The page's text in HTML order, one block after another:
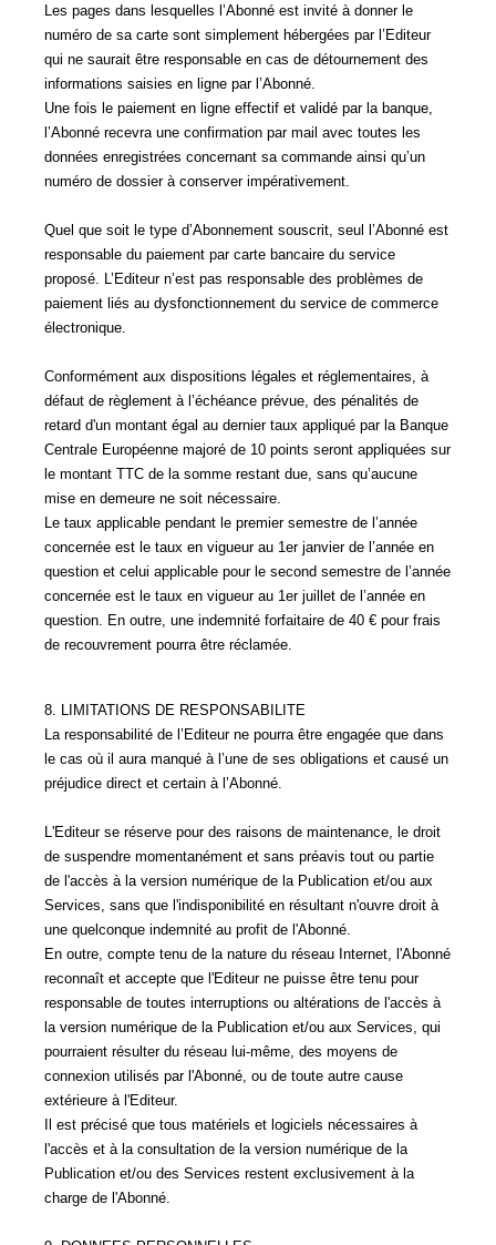
Les pages dans lesquelles l’Abonné est invité à donner le
numéro de sa carte sont simplement hébergées par l’Editeur
qui ne saurait être responsable en cas de détournement des
informations saisies en ligne par l’Abonné.
Une fois le paiement en ligne effectif et validé par la banque,
l’Abonné recevra une confirmation par mail avec toutes les
données enregistrées concernant sa commande ainsi qu’un
numéro de dossier à conserver impérativement.
Quel que soit le type d’Abonnement souscrit, seul l’Abonné est
responsable du paiement par carte bancaire du service
proposé. L’Editeur n’est pas responsable des problèmes de
paiement liés au dysfonctionnement du service de commerce
électronique.
Conformément aux dispositions légales et réglementaires, à
défaut de règlement à l’échéance prévue, des pénalités de
retard d'un montant égal au dernier taux appliqué par la Banque
Centrale Européenne majoré de 10 points seront appliquées sur
le montant TTC de la somme restant due, sans qu’aucune
mise en demeure ne soit nécessaire.
Le taux applicable pendant le premier semestre de l’année
concernée est le taux en vigueur au 1er janvier de l’année en
question et celui applicable pour le second semestre de l’année
concernée est le taux en vigueur au 1er juillet de l’année en
question. En outre, une indemnité forfaitaire de 40 € pour frais
de recouvrement pourra être réclamée.
8. LIMITATIONS DE RESPONSABILITE
La responsabilité de l’Editeur ne pourra être engagée que dans
le cas où il aura manqué à l’une de ses obligations et causé un
préjudice direct et certain à l’Abonné.
L'Editeur se réserve pour des raisons de maintenance, le droit
de suspendre momentanément et sans préavis tout ou partie
de l'accès à la version numérique de la Publication et/ou aux
Services, sans que l'indisponibilité en résultant n'ouvre droit à
une quelconque indemnité au profit de l'Abonné.
En outre, compte tenu de la nature du réseau Internet, l'Abonné
reconnaît et accepte que l'Editeur ne puisse être tenu pour
responsable de toutes interruptions ou altérations de l'accès à
la version numérique de la Publication et/ou aux Services, qui
pourraient résulter du réseau lui-même, des moyens de
connexion utilisés par l'Abonné, ou de toute autre cause
extérieure à l'Editeur.
Il est précisé que tous matériels et logiciels nécessaires à
l'accès et à la consultation de la version numérique de la
Publication et/ou des Services restent exclusivement à la
charge de l'Abonné.